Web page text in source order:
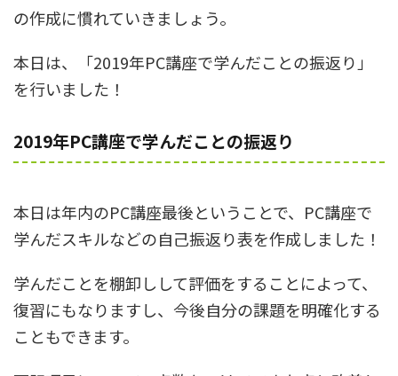
の作成に慣れていきましょう。
本日は、「2019年PC講座で学んだことの振返り」
を行いました！
2019年PC講座で学んだことの振返り
本日は年内のPC講座最後ということで、PC講座で
学んだスキルなどの自己振返り表を作成しました！
学んだことを棚卸しして評価をすることによって、
復習にもなりますし、今後自分の課題を明確化する
こともできます。